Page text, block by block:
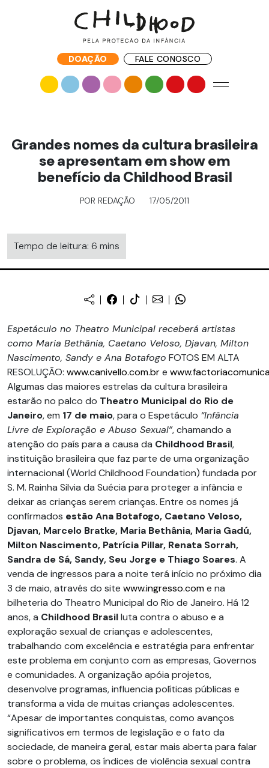
DOAÇÃO FALE CONOSCO
Grandes nomes da cultura brasileira
se apresentam em show em
benefício da Childhood Brasil
POR REDAÇÃO 17/05/2011
Tempo de leitura: 6 mins
Espetáculo no Theatro Municipal receberá artistas
como Maria Bethânia, Caetano Veloso, Djavan, Milton
Nascimento, Sandy e Ana Botafogo FOTOS EM ALTA
RESOLUÇÃO: www.canivello.com.bre
Algumas das maiores estrelas da cultura brasileira
estarão no palco do Theatro Municipal do Rio de
Janeiro, em 17 de maio, para o Espetáculo “Infância
Livre de Exploração e Abuso Sexual”, chamando a
atenção do país para a causa da Childhood Brasil,
instituição brasileira que faz parte de uma organização
internacional (World Childhood Foundation) fundada por
S. M. Rainha Silvia da Suécia para proteger a infância e
deixar as crianças serem crianças. Entre os nomes já
confirmados estão Ana Botafogo, Caetano Veloso,
Djavan, Marcelo Bratke, Maria Bethânia, Maria Gadú,
Milton Nascimento, Patrícia Pillar, Renata Sorrah,
Sandra de Sá, Sandy, Seu Jorge e Thiago Soares. A
venda de ingressos para a noite terá início no próximo dia
3 de maio, através do site www.ingresso.come na
bilheteria do Theatro Municipal do Rio de Janeiro. Há 12
anos, a Childhood Brasilluta contra o abuso e a
exploração sexual de crianças e adolescentes,
trabalhando com excelência e estratégia para enfrentar
este problema em conjunto com as empresas, Governos
e comunidades. A organização apóia projetos,
desenvolve programas, influencia políticas públicas e
transforma a vida de muitas crianças adolescentes.
“Apesar de importantes conquistas, como avanços
significativos em termos de legislação e o fato da
sociedade, de maneira geral, estar mais aberta para falar
sobre o problema, os índices de violência sexual contra